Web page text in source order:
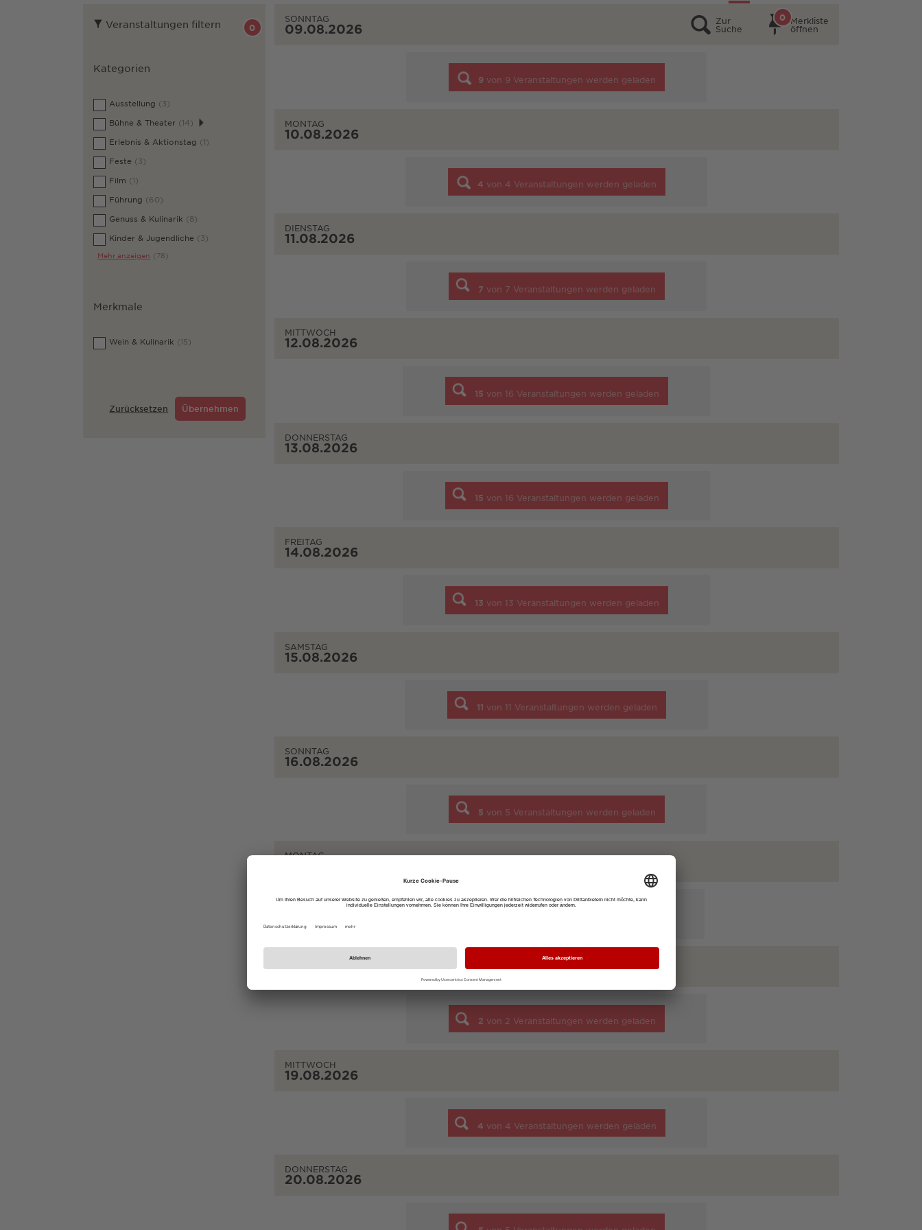
Veranstaltungen filtern 0
Kategorien
Ausstellung (3)
Bühne & Theater (14)
Erlebnis & Aktionstag (1)
Feste (3)
Film (1)
Führung (60)
Genuss & Kulinarik (8)
Kinder & Jugendliche (3)
Mehr anzeigen (78)
Merkmale
Wein & Kulinarik (15)
Zurücksetzen Übernehmen
Zur
Suche
Merkliste
öffnen
0
SONNTAG
09.08.2026
9 von 9 Veranstaltungen werden geladen
MONTAG
10.08.2026
4 von 4 Veranstaltungen werden geladen
DIENSTAG
11.08.2026
7 von 7 Veranstaltungen werden geladen
MITTWOCH
12.08.2026
15 von 16 Veranstaltungen werden geladen
DONNERSTAG
13.08.2026
15 von 16 Veranstaltungen werden geladen
FREITAG
14.08.2026
13 von 13 Veranstaltungen werden geladen
SAMSTAG
15.08.2026
11 von 11 Veranstaltungen werden geladen
SONNTAG
16.08.2026
5 von 5 Veranstaltungen werden geladen
MONTAG
18.08.2026
2 von 2 Veranstaltungen werden geladen
MITTWOCH
19.08.2026
4 von 4 Veranstaltungen werden geladen
DONNERSTAG
20.08.2026